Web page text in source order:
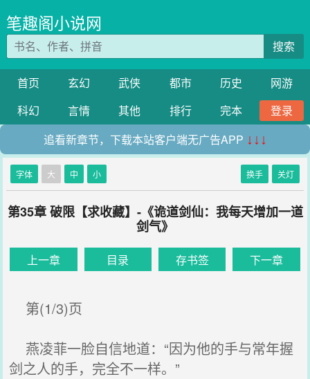
笔趣阁小说网
搜索
首页 玄幻 武侠 都市 历史
网游
科幻
言情 其他 排行 完本
登录
追看新章节，下载本站客户端无广告APP ↓↓↓
字体 大 中 小 换手 关灯
第35章 破限【求收藏】-《诡道剑仙：我每天增加一道
剑气》
上一章 目录 存书签 下一章
第(1/3)页
燕凌菲一脸自信地道：“因为他的手与常年握
剑之人的手，完全不一样。”